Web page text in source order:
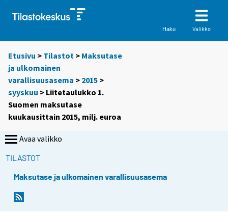
Haku Valikko
Etusivu > Tilastot > Maksutase
ja ulkomainen
varallisuusasema > 2015 >
syyskuu > Liitetaulukko 1.
Suomen maksutase
kuukausittain 2015, milj. euroa
Avaa valikko
TILASTOT
Maksutase ja ulkomainen varallisuusasema